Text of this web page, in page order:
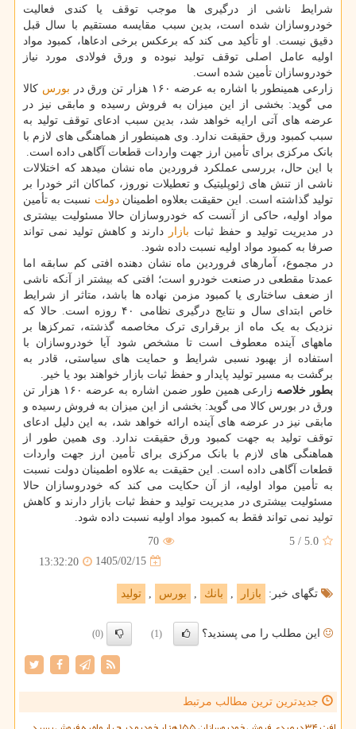
شرایط ناشی از درگیری ها موجب توقف یا کندی فعالیت
خودروسازان شده است، بدین سبب مقایسه مستقیم با سال قبل
دقیق نیست. او تأکید می کند که برعکس برخی ادعاها، کمبود مواد
اولیه عامل اصلی توقف تولید نبوده و ورق فولادی مورد نیاز
خودروسازان تأمین شده است.
زارعی همینطور با اشاره به عرضه ۱۶۰ هزار تن ورق در
بورس کالا
می گوید: بخشی از این میزان به فروش رسیده و مابقی نیز در
عرضه های آتی ارایه خواهد شد، بدین سبب ادعای توقف تولید به
سبب کمبود ورق حقیقت ندارد. وی همینطور از هماهنگی های لازم با
بانک مرکزی برای تأمین ارز جهت واردات قطعات آگاهی داده است.
با این حال، بررسی عملکرد فروردین ماه نشان میدهد که اختلالات
ناشی از تنش های ژئوپلیتیک و تعطیلات نوروز، کماکان اثر خودرا بر
تولید گذاشته است. این حقیقت بعلاوه اطمیناندولت نسبت به تأمین
مواد اولیه، حاکی از آنست که خودروسازان حالا مسئولیت بیشتری
در مدیریت تولید و حفظ ثبات بازار
دارند و کاهش تولید نمی تواند
صرفا به کمبود مواد اولیه نسبت داده شود.
در مجموع، آمارهای فروردین ماه نشان دهنده افتی کم سابقه اما
عمدتا مقطعی در صنعت خودرو است؛ افتی که بیشتر از آنکه ناشی
از ضعف ساختاری یا کمبود مزمن نهاده ها باشد، متاثر از شرایط
خاص ابتدای سال و نتایج درگیری نظامی ۴۰ روزه است. حالا که
نزدیک به یک ماه از برقراری ترک مخاصمه گذشته، تمرکزها بر
ماههای آینده معطوف است تا مشخص شود آیا خودروسازان با
استفاده از بهبود نسبی شرایط و حمایت های سیاستی، قادر به
برگشت به مسیر تولید پایدار و حفظ ثبات بازار خواهند بود یا خیر.
بطور خلاصه
زارعی همین طور ضمن اشاره به عرضه ۱۶۰ هزار تن
ورق در بورس کالا می گوید: بخشی از این میزان به فروش رسیده و
مابقی نیز در عرضه های آینده ارائه خواهد شد، به این دلیل ادعای
توقف تولید به جهت کمبود ورق حقیقت ندارد. وی همین طور از
هماهنگی های لازم با بانک مرکزی برای تأمین ارز جهت واردات
قطعات آگاهی داده است. این حقیقت به علاوه اطمینان دولت نسبت
به تأمین مواد اولیه، از آن حکایت می کند که خودروسازان حالا
مسئولیت بیشتری در مدیریت تولید و حفظ ثبات بازار دارند و کاهش
تولید نمی تواند فقط به کمبود مواد اولیه نسبت داده شود.
5.0
/
5
70
1405/02/15
13:32:20
تگهای خبر: بازار بانك بورس تولید
این مطلب را می پسندید؟ (1)
(0)
جدیدترین ترین مطالب مرتبط